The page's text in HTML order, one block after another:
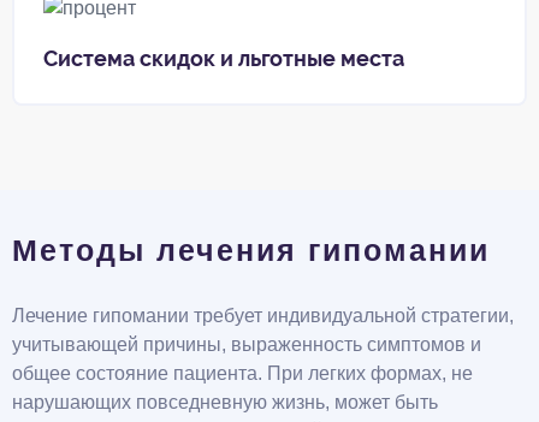
Система скидок и льготные места
Методы лечения гипомании
Лечение гипомании требует индивидуальной стратегии,
учитывающей причины, выраженность симптомов и
общее состояние пациента. При легких формах, не
нарушающих повседневную жизнь, может быть